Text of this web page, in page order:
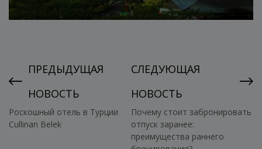
ПРЕДЫДУЩАЯ
НОВОСТЬ
Роскошный отель в Турции
Cullinan Belek
СЛЕДУЮЩАЯ
НОВОСТЬ
Почему стоит забронировать
отпуск заранее:
преимущества раннего